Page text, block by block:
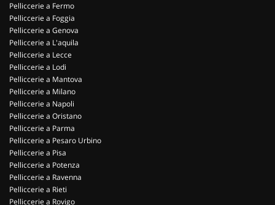
Pelliccerie a Fermo
Pelliccerie a Foggia
Pelliccerie a Genova
Pelliccerie a L'aquila
Pelliccerie a Lecce
Pelliccerie a Lodi
Pelliccerie a Mantova
Pelliccerie a Milano
Pelliccerie a Napoli
Pelliccerie a Oristano
Pelliccerie a Parma
Pelliccerie a Pesaro Urbino
Pelliccerie a Pisa
Pelliccerie a Potenza
Pelliccerie a Ravenna
Pelliccerie a Rieti
Pelliccerie a Rovigo